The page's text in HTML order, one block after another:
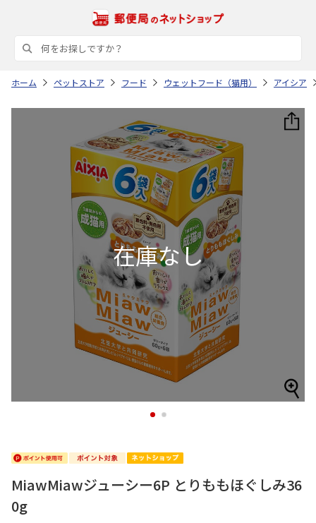
ホーム ペットストア フード ウェットフード（猫用） アイシア
1 2
MiawMiawジューシー6P とりももほぐしみ36
0g